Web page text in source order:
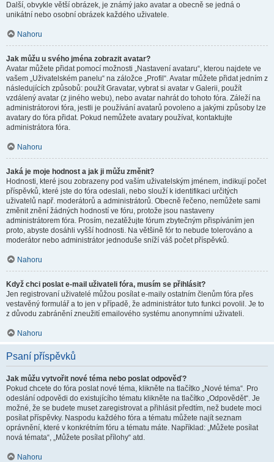
Další, obvykle větší obrázek, je známý jako avatar a obecně se jedná o
unikátní nebo osobní obrázek každého uživatele.
Nahoru
Jak můžu u svého jména zobrazit avatar?
Avatar můžete přidat pomocí možnosti „Nastavení avataru“, kterou najdete ve
vašem „Uživatelském panelu“ na záložce „Profil“. Avatar můžete přidat jedním z
následujících způsobů: použít Gravatar, vybrat si avatar v Galerii, použít
vzdálený avatar (z jiného webu), nebo avatar nahrát do tohoto fóra. Záleží na
administrátorovi fóra, jestli je používání avatarů povoleno a jakými způsoby lze
avatary do fóra přidat. Pokud nemůžete avatary používat, kontaktujte
administrátora fóra.
Nahoru
Jaká je moje hodnost a jak ji můžu změnit?
Hodnosti, které jsou zobrazeny pod vaším uživatelským jménem, indikují počet
příspěvků, které jste do fóra odeslali, nebo slouží k identifikaci určitých
uživatelů např. moderátorů a administrátorů. Obecně řečeno, nemůžete sami
změnit znění žádných hodností ve fóru, protože jsou nastaveny
administrátorem fóra. Prosím, nezatěžujte fórum zbytečným přispíváním jen
proto, abyste dosáhli vyšší hodnosti. Na většině fór to nebude tolerováno a
moderátor nebo administrátor jednoduše sníží váš počet příspěvků.
Nahoru
Když chci poslat e-mail uživateli fóra, musím se přihlásit?
Jen registrovaní uživatelé můžou posílat e-maily ostatním členům fóra přes
vestavěný formulář a to jen v případě, že administrátor tuto funkci povolil. Je to
z důvodu zabránění zneužití emailového systému anonymními uživateli.
Nahoru
Psaní příspěvků
Jak můžu vytvořit nové téma nebo poslat odpověď?
Pokud chcete do fóra poslat nové téma, klikněte na tlačítko „Nové téma“. Pro
odeslání odpovědi do existujícího tématu klikněte na tlačítko „Odpovědět“. Je
možné, že se budete muset zaregistrovat a přihlásit předtím, než budete moci
posílat příspěvky. Naspodu každého fóra a tématu můžete najít seznam
oprávnění, které v konkrétním fóru a tématu máte. Například: „Můžete posílat
nová témata“, „Můžete posílat přílohy“ atd.
Nahoru